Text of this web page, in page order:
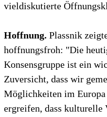
vieldiskutierte
Hoffnung. Plassnik
hoffnungsfroh: "Die
Konsensgruppe ist ein
Zuversicht, dass wir
Möglichkeiten im Europa
ergreifen, dass kulturelle